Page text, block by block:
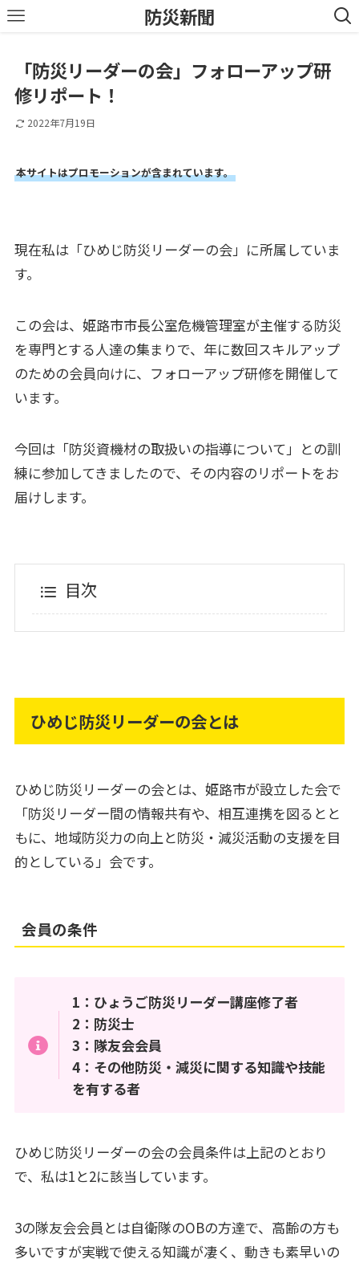
防災新聞
「防災リーダーの会」フォローアップ研
修リポート！
2022年7月19日
本サイトはプロモーションが含まれています。
現在私は「ひめじ防災リーダーの会」に所属していま
す。
この会は、姫路市市長公室危機管理室が主催する防災
を専門とする人達の集まりで、年に数回スキルアップ
のための会員向けに、フォローアップ研修を開催して
います。
今回は「防災資機材の取扱いの指導について」との訓
練に参加してきましたので、その内容のリポートをお
届けします。
目次
ひめじ防災リーダーの会とは
ひめじ防災リーダーの会とは、姫路市が設立した会で
「防災リーダー間の情報共有や、相互連携を図るとと
もに、地域防災力の向上と防災・減災活動の支援を目
的としている」会です。
会員の条件
1：ひょうご防災リーダー講座修了者
2：防災士
3：隊友会会員
4：その他防災・減災に関する知識や技能
を有する者
ひめじ防災リーダーの会の会員条件は上記のとおり
で、私は1と2に該当しています。
3の隊友会会員とは自衛隊のOBの方達で、高齢の方も
多いですが実戦で使える知識が凄く、動きも素早いの